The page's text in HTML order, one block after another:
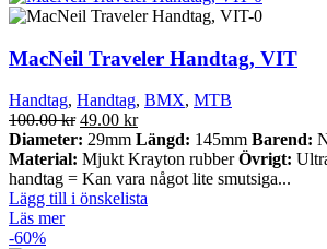
MacNeil Traveler Handtag, VIT
Handtag, Handtag, BMX, MTB
100.00kr Det
ursprungliga
priset
var:
100.00 kr.
49.00 krDet
nuvarande
priset
är:
49.00 kr.
Diameter: 29mm Längd: 145mm Barend:
Material: Mjukt Krayton rubberÖvrigt:
handtag = Kan vara något lite smutsiga...
Lägg till i önskelista
Läs mer
-60%